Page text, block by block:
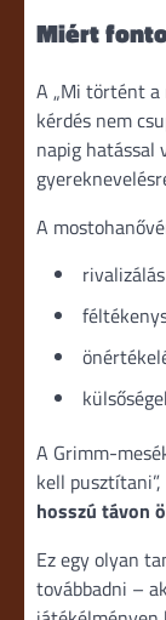
Miért
A „Mi történt a
kérdés nem
napig hatással
A
A Grimm-
kell
hosszú távon
Ez egy olyan
továbbadni –